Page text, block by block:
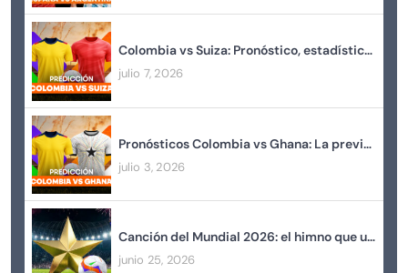
Colombia vs Suiza: Pronóstico, estadísticas y todo sobre el encuentro
julio 7, 2026
Pronósticos Colombia vs Ghana: La previa más emocionante del mundial 2026
julio 3, 2026
Canción del Mundial 2026: el himno que une a los fans del fútbol
junio 25, 2026